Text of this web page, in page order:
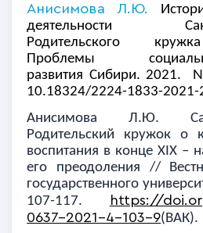
Анисимова Л.Ю.
деятельности Санкт-
Родительского
Проблемы социально-
развития Сибири.
10.18324/2224-1833-2021-
Анисимова Л.Ю.
Родительский кружок о
воспитания в конце XIX –
его преодоления //
государственного
107-117.
https://
0637-2021-4-103-9(ВАК).